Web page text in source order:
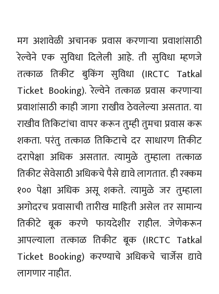
मग अशावेळी अचानक प्रवास करणाऱ्या प्रवाशांसाठी
रेल्वेने एक सुविधा दिलेली आहे. ती सुविधा म्हणजे
तत्काळ तिकीट बुकिंग सुविधा (IRCTC Tatkal
Ticket Booking). रेल्वेने तत्काळ प्रवास करणाऱ्या
प्रवाशांसाठी काही जागा राखीव ठेवलेल्या असतात. या
राखीव तिकिटांचा वापर करून तुम्ही तुमचा प्रवास करू
शकता. परंतु तत्काळ तिकिटाचे दर साधारण तिकीट
दरापेक्षा अधिक असतात. त्यामुळे तुम्हाला तत्काळ
तिकीट सेवेसाठी अधिकचे पैसे द्यावे लागतात. ही रक्कम
१०० पेक्षा अधिक असू शकते. त्यामुळे जर तुम्हाला
अगोदरच प्रवासाची तारीख माहिती असेल तर सामान्य
तिकीटे बूक करणे फायदेशीर राहील. जेणेकरून
आपल्याला तत्काळ तिकीट बूक (IRCTC Tatkal
Ticket Booking) करण्याचे अधिकचे चार्जेस द्यावे
लागणार नाहीत.